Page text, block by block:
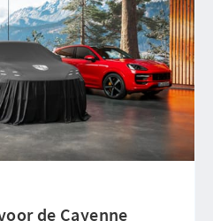
de Cayenne